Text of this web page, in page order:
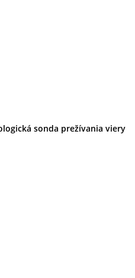
sonda prežívania viery